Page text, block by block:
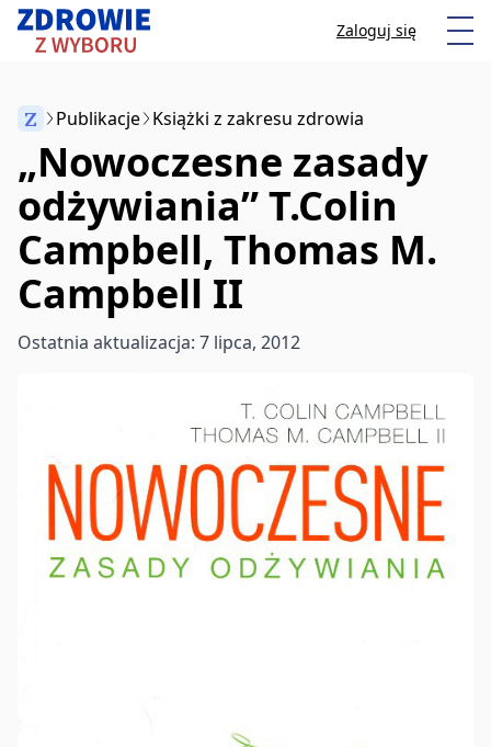
Przeskocz do treści Zaloguj się
Anuluj
Zacznij pisać, aby wyszukać artykuły
Z Publikacje Książki z zakresu zdrowia
„Nowoczesne zasady
odżywiania” T.Colin
Campbell, Thomas M.
Campbell II
Ostatnia aktualizacja: 7 lipca, 2012